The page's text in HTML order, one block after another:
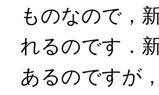
ものなので，
れるのです．
あるのですが